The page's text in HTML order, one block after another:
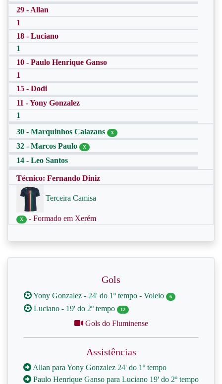
29 - Allan
1
18 - Luciano
1
10 - Paulo Henrique Ganso
1
15 - Dodi
11 - Yony Gonzalez
1
30 - Marquinhos Calazans
X
32 - Marcos Paulo X
14 - Leo Santos
Técnico: Fernando Diniz
Terceira Camisa
X - Formado em Xerém
Gols
Yony Gonzalez - 24' do 1º tempo - Voleio 6
Luciano - 19' do 2º tempo 12
Gols do Fluminense
Assistências
Allan para Yony Gonzalez 24' do 1º tempo
Paulo Henrique Ganso para Luciano 19' do 2º tempo